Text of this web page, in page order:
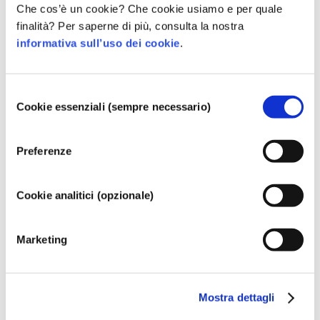
Che cos’è un cookie? Che cookie usiamo e per quale
finalità? Per saperne di più, consulta la nostra
informativa sull’uso dei cookie.
delCookie essenziali (sempre necessario)
Preferenze
Cookie analitici (opzionale)
Marketing
Mostra dettagli
la pelle, si ottiene un prodotto con buone proprietà
detergenti e allo stesso tempo una tolleranza cutanea
buona.
Agenti addensanti / regolatori della consistenza
Regolamentare i cosmetici
regolamentazione. Si noti che regolamenti differenti
potrebbero applicarsi agli ingredienti cosmetici al di
Capire i cosmetici